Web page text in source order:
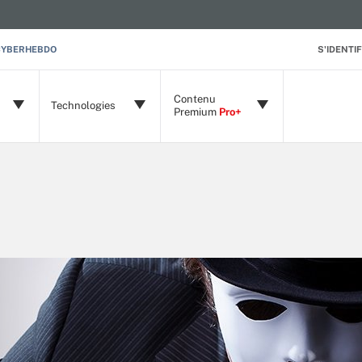
Technologies
Contenu
Premium Pro+